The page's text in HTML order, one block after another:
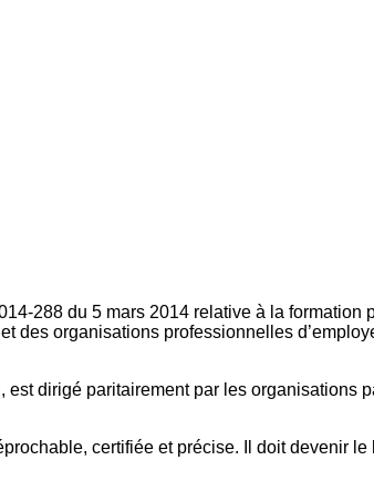
288 du 5 mars 2014 relative à la
organisations professionnelles
dirigé paritairement par les
certifiée et précise. Il doit devenir